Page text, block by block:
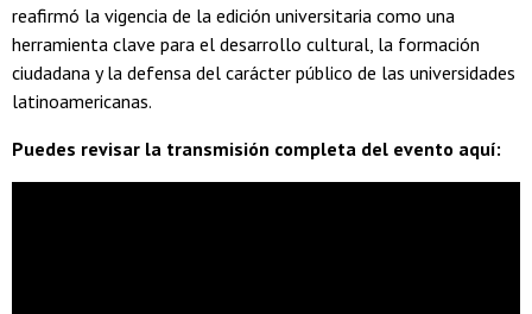
reafirmó la vigencia de la edición universitaria como una
herramienta clave para el desarrollo cultural, la formación
ciudadana y la defensa del carácter público de las universidades
latinoamericanas.
Puedes revisar la transmisión completa del evento aquí: